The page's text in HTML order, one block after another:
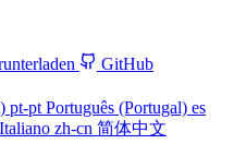
GitHub
pt-pt Português (Portugal) es
Italiano zh-cn 简体中文